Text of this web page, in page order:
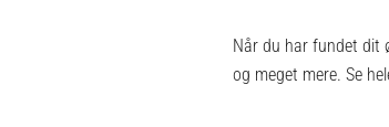
Når du har fundet dit
og meget mere. Se